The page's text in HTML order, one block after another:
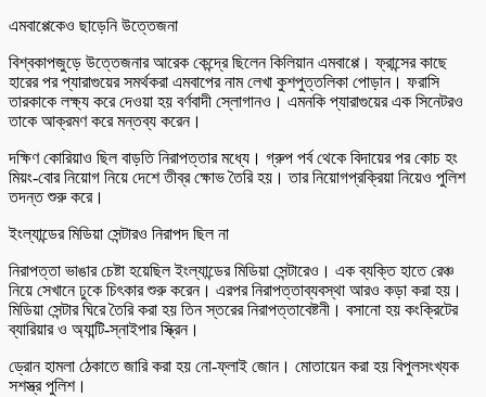
এমবাপ্পেকেও ছাড়েনি উত্তেজনা
বিশ্বকাপজুড়ে উত্তেজনার আরেক কেন্দ্রে ছিলেন কিলিয়ান এমবাপ্পে। ফ্রান্সের কাছে
হারের পর প্যারাগুয়ের সমর্থকরা এমবাপের নাম লেখা কুশপুত্তলিকা পোড়ান। ফরাসি
তারকাকে লক্ষ্য করে দেওয়া হয় বর্ণবাদী স্লোগানও। এমনকি প্যারাগুয়ের এক সিনেটরও
তাকে আক্রমণ করে মন্তব্য করেন।
দক্ষিণ কোরিয়াও ছিল বাড়তি নিরাপত্তার মধ্যে। গ্রুপ পর্ব থেকে বিদায়ের পর কোচ হং
মিয়ং-বোর নিয়োগ নিয়ে দেশে তীব্র ক্ষোভ তৈরি হয়। তার নিয়োগপ্রক্রিয়া নিয়েও পুলিশ
তদন্ত শুরু করে।
ইংল্যান্ডের মিডিয়া সেন্টারও নিরাপদ ছিল না
নিরাপত্তা ভাঙার চেষ্টা হয়েছিল ইংল্যান্ডের মিডিয়া সেন্টারেও। এক ব্যক্তি হাতে রেঞ্চ
নিয়ে সেখানে ঢুকে চিৎকার শুরু করেন। এরপর নিরাপত্তাব্যবস্থা আরও কড়া করা হয়।
মিডিয়া সেন্টার ঘিরে তৈরি করা হয় তিন স্তরের নিরাপত্তাবেষ্টনী। বসানো হয় কংক্রিটের
ব্যারিয়ার ও অ্যান্টি-স্নাইপার স্ক্রিন।
ড্রোন হামলা ঠেকাতে জারি করা হয় নো-ফ্লাই জোন। মোতায়েন করা হয় বিপুলসংখ্যক
সশস্ত্র পুলিশ।